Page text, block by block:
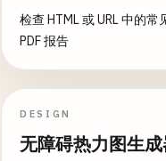
检查 HTML 或 URL 中的
PDF 报告
DESIGN
无障碍热力图生